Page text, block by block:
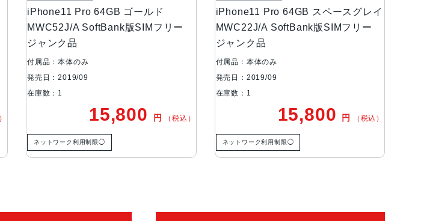
万画素
年9月20日
iPhone11 Pro 64GB ゴールド
MWC52J/A SoftBank版SIMフリー
ジャンク品
付属品：本体のみ
発売日：2019/09
在庫数：1
15,800 円 （税込）
ネットワーク利用制限◯
iPhone11 Pro 64GB スペースグレイ
MWC22J/A SoftBank版SIMフリー
ジャンク品
付属品：本体のみ
発売日：2019/09
在庫数：1
15,800 円 （税込）
ネットワーク利用制限◯